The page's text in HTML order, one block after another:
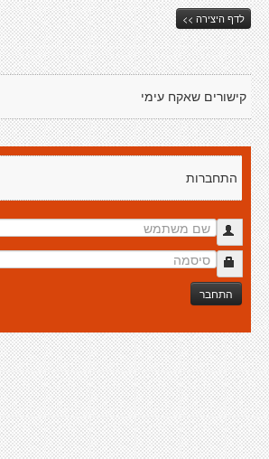
לדף היצירה >>
קישורים שאקח עימי
התחברות
התחבר